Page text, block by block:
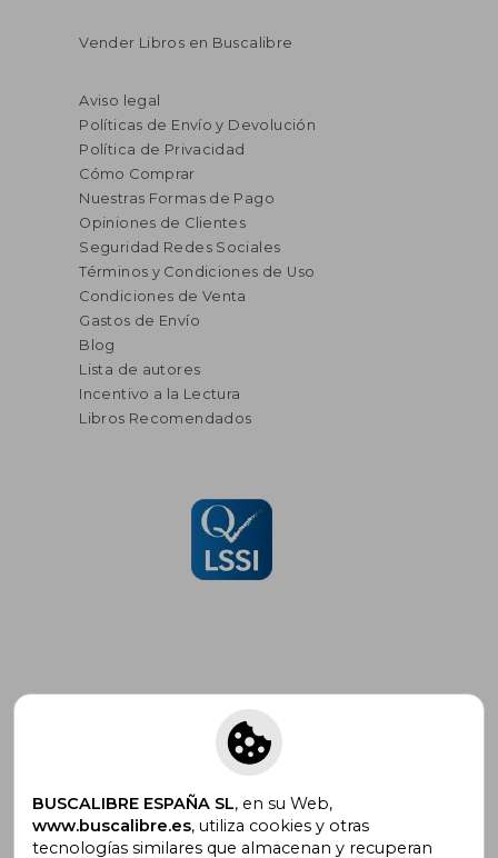
Vender Libros en Buscalibre
Aviso legal
Políticas de Envío y Devolución
Política de Privacidad
Cómo Comprar
Nuestras Formas de Pago
Opiniones de Clientes
Seguridad Redes Sociales
Términos y Condiciones de Uso
Condiciones de Venta
Gastos de Envío
Blog
Lista de autores
Incentivo a la Lectura
Libros Recomendados
Suscríbete para recibir ofertas y
promociones
BUSCALIBRE ESPAÑA SL, en su Web,
www.buscalibre.es, utiliza cookies y otras
tecnologías similares que almacenan y recuperan